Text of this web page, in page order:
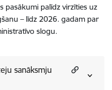
pasākumi palīdz virzīties uz
– līdz 2026. gadam par
slogu.
sanāksmju